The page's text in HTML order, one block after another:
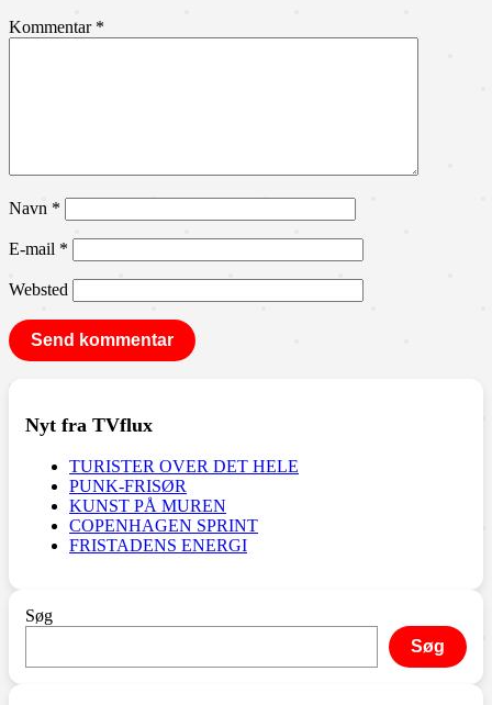
Kommentar *
Navn *
E-mail *
Websted
Nyt fra TVflux
TURISTER OVER DET HELE
PUNK-FRISØR
KUNST PÅ MUREN
COPENHAGEN SPRINT
FRISTADENS ENERGI
Søg
Søg